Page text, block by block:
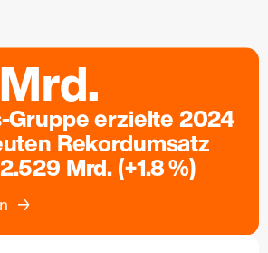
Gruppe erzielte 2024
Rekordumsatz
Mrd. (+1.8 %)